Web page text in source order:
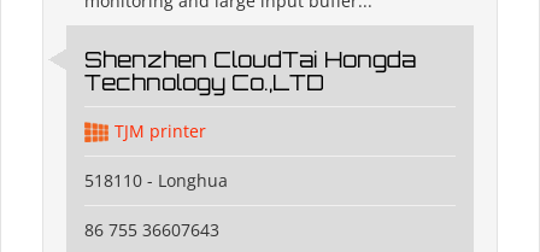
Shenzhen CloudTai Hongda
Technology Co.,LTD
TJM printer
518110 - Longhua
86 755 36607643